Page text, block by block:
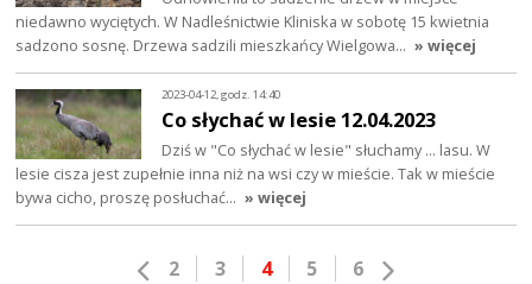
niedawno wyciętych. W Nadleśnictwie Kliniska w sobotę 15 kwietnia
sadzono sosnę. Drzewa sadzili mieszkańcy Wielgowa… » więcej
2023-04-12, godz. 14:40
Co słychać w lesie 12.04.2023
Dziś w "Co słychać w lesie" słuchamy ... lasu. W
lesie cisza jest zupełnie inna niż na wsi czy w mieście. Tak w mieście
bywa cicho, proszę posłuchać… » więcej
2 3 4 5 6